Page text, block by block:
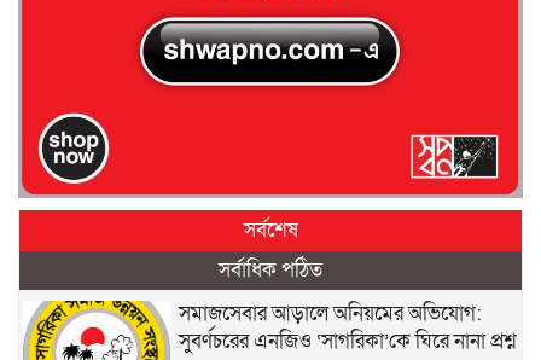
সর্বশেষ
সর্বাধিক পঠিত
সমাজসেবার আড়ালে অনিয়মের অভিযোগ:
সুবর্ণচরের এনজিও ‘সাগরিকা’কে ঘিরে নানা প্রশ্ন